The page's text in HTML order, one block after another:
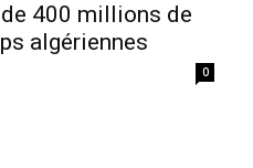
400 millions de
algériennes
0